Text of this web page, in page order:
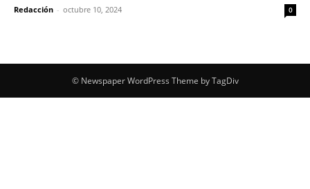
Redacción - octubre 10, 2024 0
© Newspaper WordPress Theme by TagDiv